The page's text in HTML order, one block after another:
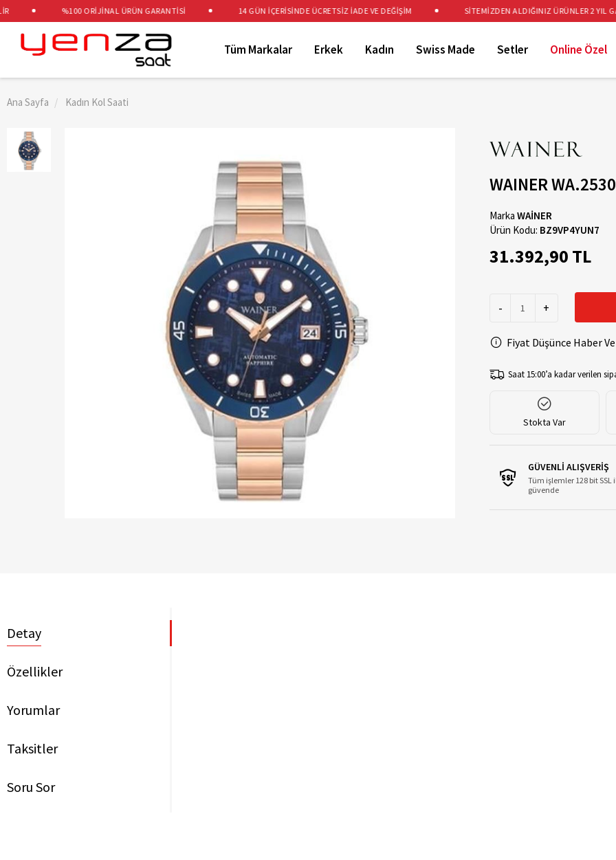
%100 ORİJİNAL ÜRÜN GARANTİSİ 14 GÜN İÇERİSİNDE ÜCRETSİZ İADE VE DEĞİŞİM SİTEMİZDEN ALDIĞINIZ ÜRÜNLER 2 YIL
Tüm Markalar Erkek Kadın Swiss Made Setler Online Özel
Ana Sayfa Kadın Kol Saati
WAINER
Marka WAİNER
Ürün Kodu: BZ9VP4YUN7
31.392,90 TL
- +
Fiyat Düşünce Haber
Saat 15:00’a kadar verilen
Stokta Var
GÜVENLİ ALIŞVERİŞ
Tüm işlemler 128 bit SSL
güvende
Detay
Özellikler
Yorumlar
Taksitler
Soru Sor